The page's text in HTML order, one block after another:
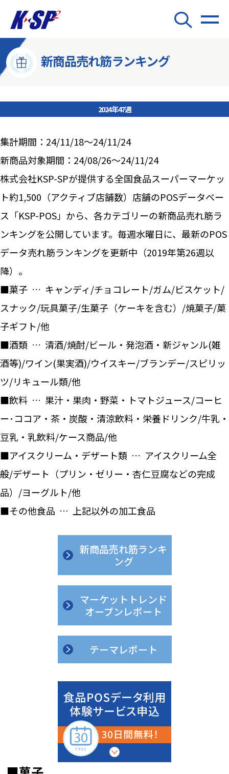
新商品売れ筋ランキング
2024年47週
集計期間：24/11/18～24/11/24
新商品対象期間：24/08/26～24/11/24
株式会社KSP-SPが提供する全国食品スーパーマーケッ
ト約1,500（アクティブ店舗数）店舗のPOSデータベー
ス「KSP-POS」から、各カテゴリーの新商品売れ筋ラ
ンキングを公開しています。毎週水曜日に、最新のPOS
データ売れ筋ランキングを更新中（2019年第26週以
降）。
■菓子 … キャンディ/チョコレート/ガム/ビスケット/
スナック/玩具菓子/生菓子（ケーキを含む）/焼菓子/菓
子ギフト/他
■酒類 … 清酒/焼酎/ビール・発泡酒・新ジャンル(雑
酒等)/ワイン(果実酒)/ウイスキー/ブランデー/スピリッ
ツ/リキュール類/他
■飲料 … 果汁・果肉・野菜・トマトジュース/コーヒ
ー･ココア・茶・炭酸・清涼飲料・栄養ドリンク/牛乳・
豆乳・乳飲料/ケース商品/他
■アイスクリーム・デザート類 … アイスクリーム全
般/デザート（プリン・ゼリー・杏仁豆腐などの完成
品）/ヨーグルト/他
■その他食品 … 上記以外の加工食品
新商品売れ筋ランキ
ング
マーケットトレンド
オープンレポート
テーマレポート